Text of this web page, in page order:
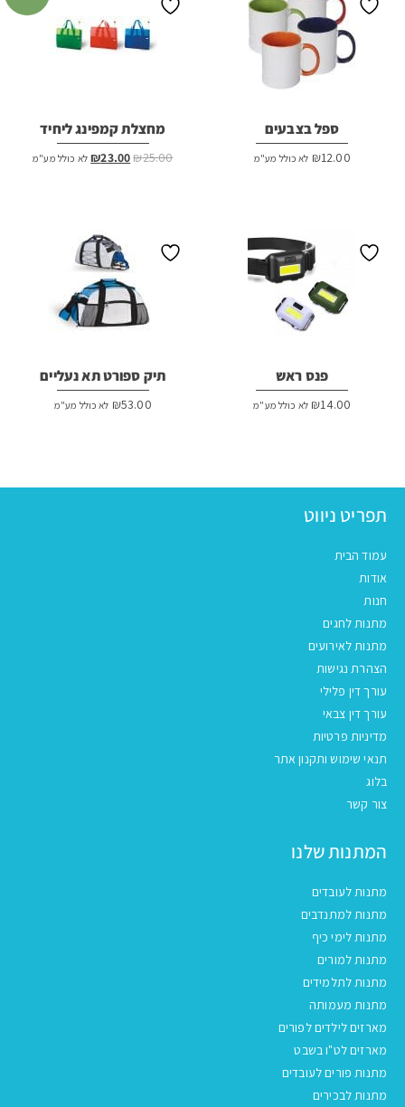
ספל בצבעים
₪12.00 לא כולל מע"מ
מחצלת קמפינג ליחיד
₪25.00
המחיר₪23.00 המחיר
לא כולל מע"מ
פנס ראש
₪14.00 לא כולל מע"מ
תיק ספורט תא נעליים
₪53.00 לא כולל מע"מ
תפריט ניווט
עמוד הבית
אודות
חנות
מתנות לחגים
מתנות לאירועים
הצהרת נגישות
עורך דין פלילי
עורך דין צבאי
מדיניות פרטיות
תנאי שימוש ותקנון אתר
בלוג
צור קשר
המתנות שלנו
מתנות לעובדים
מתנות למתנדבים
מתנות לימי כיף
מתנות למורים
מתנות לתלמידים
מתנות מעמותה
מארזים לילדים לפורים
מארזים לט"ו בשבט
מתנות פורים לעובדים
מתנות לבכירים